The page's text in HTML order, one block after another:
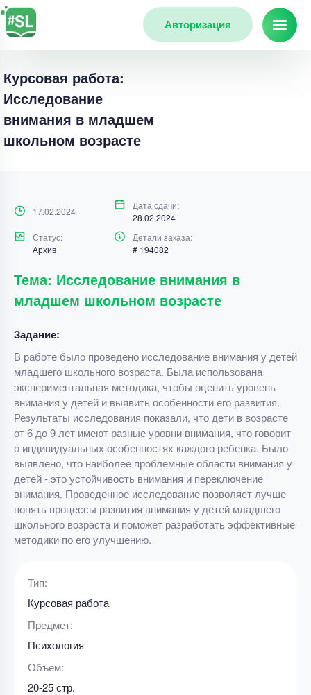
Авторизация
Курсовая работа:
Исследование
внимания в младшем
школьном возрасте
17.02.2024
Дата сдачи:
28.02.2024
Статус:
Архив
Детали заказа:
# 194082
Тема: Исследование внимания в
младшем школьном возрасте
Задание:
В работе было проведено исследование внимания у детей
младшего школьного возраста. Была использована
экспериментальная методика, чтобы оценить уровень
внимания у детей и выявить особенности его развития.
Результаты исследования показали, что дети в возрасте
от 6 до 9 лет имеют разные уровни внимания, что говорит
о индивидуальных особенностях каждого ребенка. Было
выявлено, что наиболее проблемные области внимания у
детей - это устойчивость внимания и переключение
внимания. Проведенное исследование позволяет лучше
понять процессы развития внимания у детей младшего
школьного возраста и поможет разработать эффективные
методики по его улучшению.
Тип:
Курсовая работа
Предмет:
Психология
Объем:
20-25 стр.